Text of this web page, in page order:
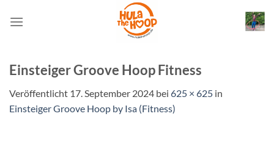
Inhalt
Einsteiger Groove Hoop Fitness
Veröffentlicht 17. September 2024 bei 625 × 625 in
Einsteiger Groove Hoop by Isa (Fitness)